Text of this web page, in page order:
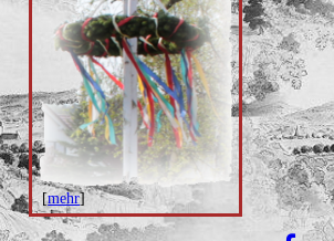
[mehr]